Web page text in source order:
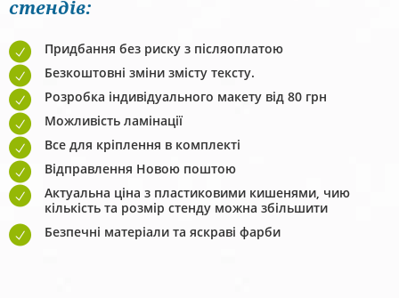
стендів:
Придбання без риску з післяоплатою
Безкоштовні зміни змісту тексту.
Розробка індивідуального макету від 80 грн
Можливість ламінації
Все для кріплення в комплекті
Відправлення Новою поштою
Актуальна ціна з пластиковими кишенями, чию
кількість та розмір стенду можна збільшити
Безпечні матеріали та яскраві фарби